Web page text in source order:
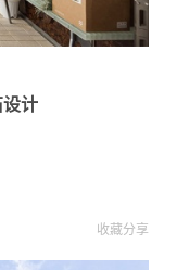
计
收藏分享